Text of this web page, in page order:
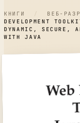
КНИГИ / ВЕБ-
DEVELOPMENT
DYNAMIC, SECURE,
WITH JAVA